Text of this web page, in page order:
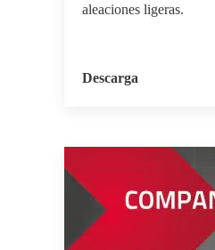
aleaciones ligeras.
Descarga